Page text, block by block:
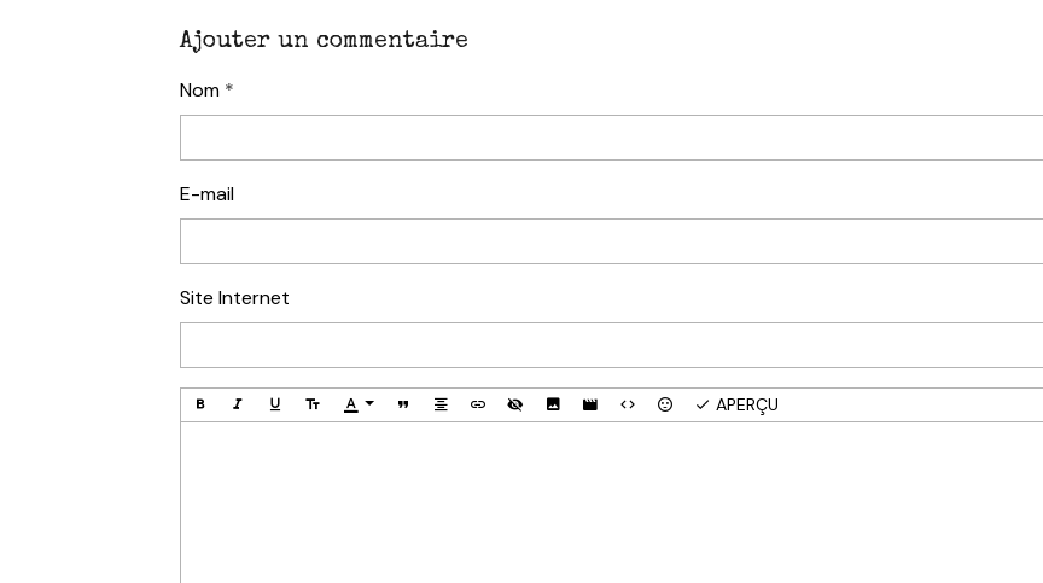
Ajouter un commentaire
Nom
E-mail
Site Internet
APERÇU